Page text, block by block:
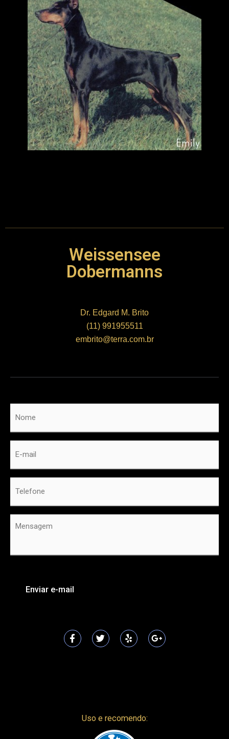
Weissensee
Dobermanns
Dr. Edgard M. Brito
(11) 991955511
embrito@terra.com.br
mail *
Uso e recomendo: